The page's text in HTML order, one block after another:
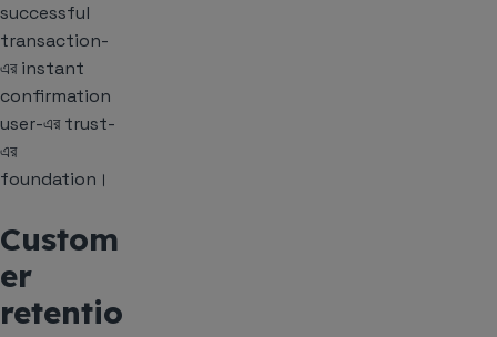
successful
transaction-
এর instant
confirmation
user-এর trust-
এর
foundation।
Custom
er
retentio